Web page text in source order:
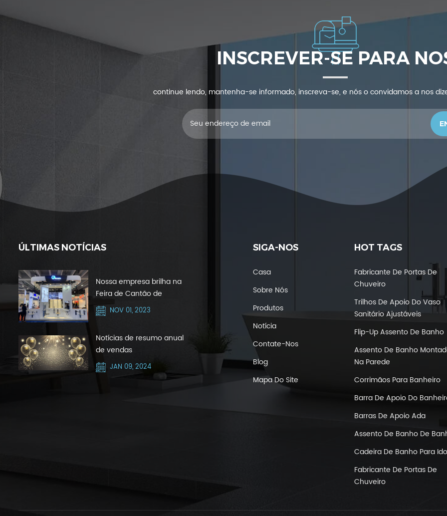
INSCREVER-SE PARA
continue lendo, mantenha-se informado, inscreva-se, e nós o convidamos a nos
ÚLTIMAS NOTÍCIAS
Nossa empresa brilha na
Feira de Cantão de
outubro de 2023 com
Silver Hair Zone
NOV 01, 2023
Notícias de resumo anual
de vendas
JAN 09, 2024
SIGA-NOS
Casa
Sobre Nós
Produtos
Notícia
Contate-Nos
Blog
Mapa Do Site
HOT TAGS
Fabricante De Portas De
Chuveiro
Trilhos De Apoio Do Vaso
Sanitário Ajustáveis
Flip-Up Assento De Banho
Assento De Banho
Na Parede
Corrimãos Para Banheiro
Barra De Apoio Do
Barras De Apoio Ada
Assento De Banho De
Cadeira De Banho Para
Fabricante De Portas De
Chuveiro